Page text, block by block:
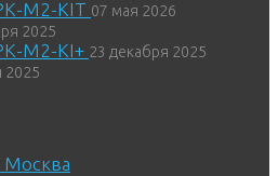
М2-KIT 07 мая 2026
2025
М2-KI+ 23 декабря 2025
2025